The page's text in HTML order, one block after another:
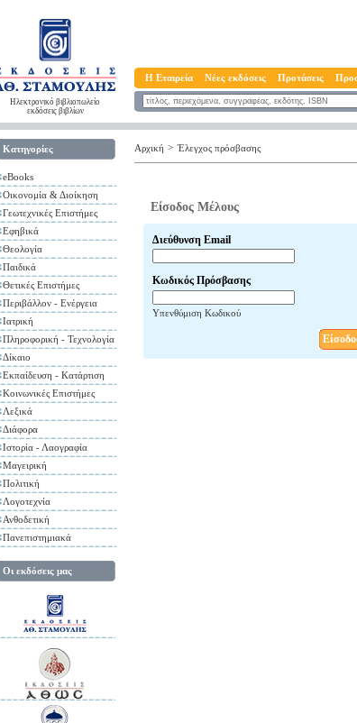
Ηλεκτρονικό βιβλιοπωλείο
εκδόσεις βιβλίων
Η Εταιρεία Νέες εκδόσεις Προτάσεις
Κατηγορίες
eBooks
Οικονομία & Διοίκηση
Γεωτεχνικές Επιστήμες
Εφηβικά
Θεολογία
Παιδικά
Θετικές Επιστήμες
Περιβάλλον - Ενέργεια
Ιατρική
Πληροφορική - Τεχνολογία
Δίκαιο
Εκπαίδευση - Κατάρτιση
Κοινωνικές Επιστήμες
Λεξικά
Διάφορα
Ιστορία - Λαογραφία
Μαγειρική
Πολιτική
Λογοτεχνία
Ανθοδετική
Πανεπιστημιακά
Οι εκδόσεις μας
Αρχική > Έλεγχος πρόσβασης
Είσοδος Μέλους
Διεύθυνση Email
Κωδικός Πρόσβασης
Υπενθύμιση Κωδικού